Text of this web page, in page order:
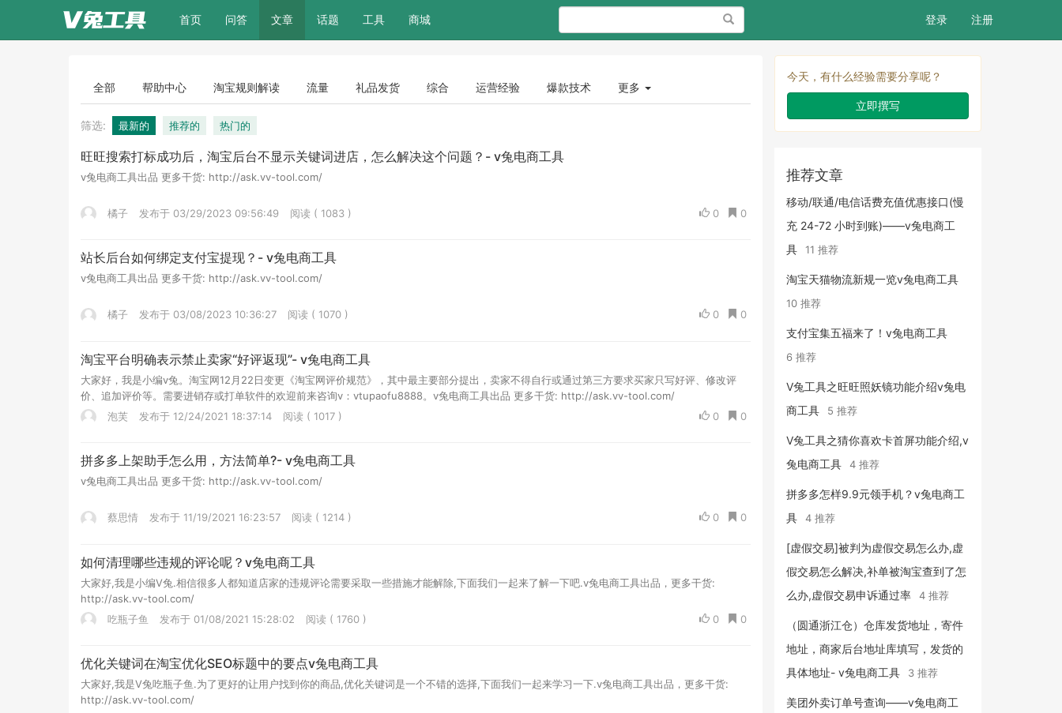
首页(current)
问答 文章 话题 工具 商城 搜索 登录 注册
全部 帮助中心 淘宝规则解读 流量 礼品发货 综合 运营经验 爆款技术 更多
筛选: 最新的 推荐的 热门的
旺旺搜索打标成功后，淘宝后台不显示关键词进店，怎么解决这个问题？- v兔电商工具
v兔电商工具出品 更多干货: http://ask.vv-tool.com/
0
0
橘子 发布于 03/29/2023 09:56:49 阅读 ( 1083 )
站长后台如何绑定支付宝提现？- v兔电商工具
v兔电商工具出品 更多干货: http://ask.vv-tool.com/
0
0
橘子 发布于 03/08/2023 10:36:27 阅读 ( 1070 )
淘宝平台明确表示禁止卖家“好评返现”- v兔电商工具
大家好，我是小编v兔。淘宝网12月22日变更《淘宝网评价规范》，其中最主要部分提出，卖家不得自行或通过第三方要求买家只写好评、修改评
价、追加评价等。需要进销存或打单软件的欢迎前来咨询v：vtupaofu8888。v兔电商工具出品 更多干货: http://ask.vv-tool.com/
0
0
泡芙 发布于 12/24/2021 18:37:14 阅读 ( 1017 )
拼多多上架助手怎么用，方法简单?- v兔电商工具
v兔电商工具出品 更多干货: http://ask.vv-tool.com/
0
0
蔡思情 发布于 11/19/2021 16:23:57 阅读 ( 1214 )
如何清理哪些违规的评论呢？v兔电商工具
大家好,我是小编V兔.相信很多人都知道店家的违规评论需要采取一些措施才能解除,下面我们一起来了解一下吧.v兔电商工具出品，更多干货:
http://ask.vv-tool.com/
0
0
吃瓶子鱼 发布于 01/08/2021 15:28:02 阅读 ( 1760 )
优化关键词在淘宝优化SEO标题中的要点v兔电商工具
大家好,我是V兔吃瓶子鱼.为了更好的让用户找到你的商品,优化关键词是一个不错的选择,下面我们一起来学习一下.v兔电商工具出品，更多干货:
http://ask.vv-tool.com/
今天，有什么经验需要分享呢？
立即撰写
推荐文章
移动/联通/电信话费充值优惠接口(慢
充 24-72 小时到账)——v兔电商工
具
11 推荐
淘宝天猫物流新规一览v兔电商工具
10 推荐
支付宝集五福来了！v兔电商工具
6 推荐
V兔工具之旺旺照妖镜功能介绍v兔电
商工具
5 推荐
V兔工具之猜你喜欢卡首屏功能介绍,v
兔电商工具
4 推荐
拼多多怎样9.9元领手机？v兔电商工
具
4 推荐
[虚假交易]被判为虚假交易怎么办,虚
假交易怎么解决,补单被淘宝查到了怎
么办,虚假交易申诉通过率
4 推荐
（圆通浙江仓）仓库发货地址，寄件
地址，商家后台地址库填写，发货的
具体地址- v兔电商工具
3 推荐
美团外卖订单号查询——v兔电商工